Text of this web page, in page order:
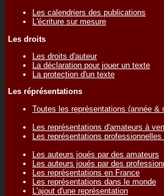
Les calendriers des publications
L'écriture sur mesure
Les droits
Les droits d'auteur
La déclaration pour jouer un texte
La protection d'un texte
Les réprésentations
Toutes les représentations (année &
Les représentations d'amateurs à
Les représentations professionnelles
Les auteurs joués par des amateurs
Les auteurs joués par des
Les représentations en France
Les représentations dans le monde
L'ajout d'une représentation